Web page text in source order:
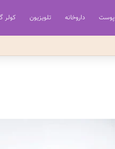
پوست داروخانه تلویزیون کولر